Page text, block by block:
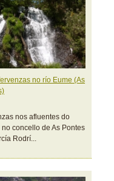
no río Eume (As
nos afluentes do
no concello de As Pontes
Rodrí...